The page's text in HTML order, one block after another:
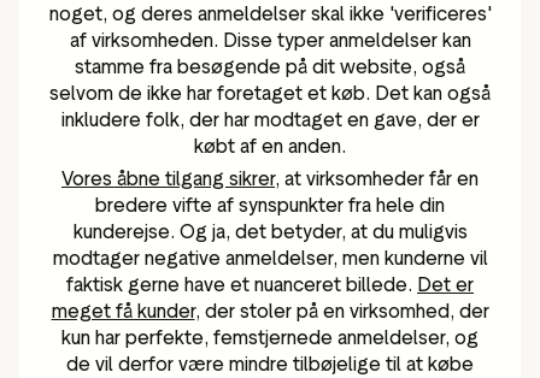
noget, og deres anmeldelser skal ikke 'verificeres'
af virksomheden. Disse typer anmeldelser kan
stamme fra besøgende på dit website, også
selvom de ikke har foretaget et køb. Det kan også
inkludere folk, der har modtaget en gave, der er
købt af en anden.
Vores åbne tilgang sikrer, at virksomheder får en
bredere vifte af synspunkter fra hele din
kunderejse. Og ja, det betyder, at du muligvis
modtager negative anmeldelser, men kunderne vil
faktisk gerne have et nuanceret billede. Det er
meget få kunder, der stoler på en virksomhed, der
kun har perfekte, femstjernede anmeldelser, og
de vil derfor være mindre tilbøjelige til at købe